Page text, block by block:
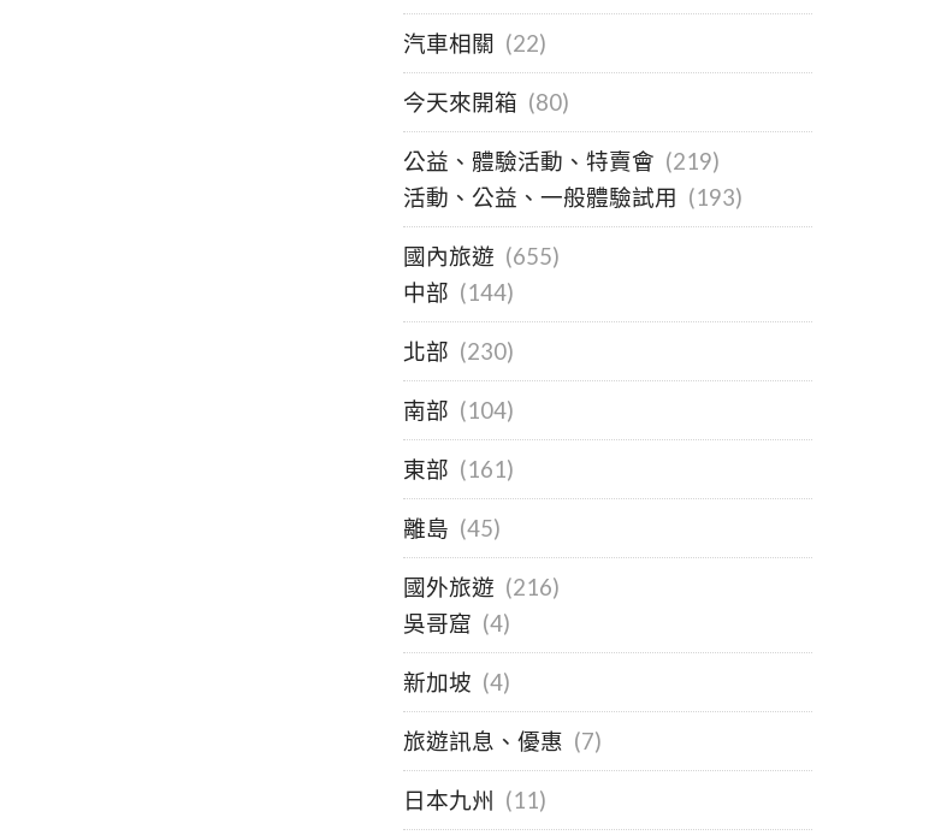
汽車相關 (22)
今天來開箱 (80)
公益、體驗活動、特賣會 (219)
活動、公益、一般體驗試用 (193)
國內旅遊 (655)
中部 (144)
北部 (230)
南部 (104)
東部 (161)
離島 (45)
國外旅遊 (216)
吳哥窟 (4)
新加坡 (4)
旅遊訊息、優惠 (7)
日本九州 (11)